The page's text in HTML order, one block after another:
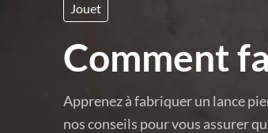
Jouet
Comment
Apprenez à fabriquer un lance
nos conseils pour vous assurer